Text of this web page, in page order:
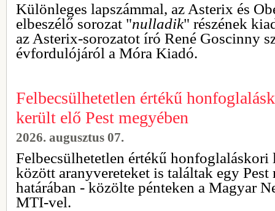
Különleges lapszámmal, az Asterix és
elbeszélő sorozat "nulladik" részének
az Asterix-sorozatot író René Goscinny
évfordulójáról a Móra Kiadó.
Felbecsülhetetlen értékű
került elő Pest megyében
2026. augusztus 07.
Felbecsülhetetlen értékű honfoglaláskori
között aranyvereteket is találtak egy Pest
határában - közölte pénteken a Magyar
MTI-vel.